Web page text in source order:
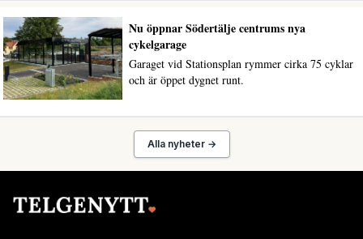
Nu öppnar Södertälje centrums nya
cykelgarage
Garaget vid Stationsplan rymmer cirka 75 cyklar
och är öppet dygnet runt.
Alla nyheter →